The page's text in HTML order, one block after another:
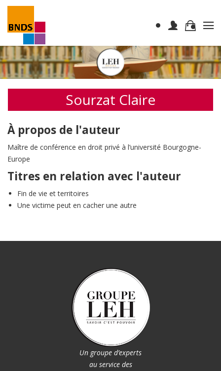
Sourzat Claire
À propos de l'auteur
Maître de conférence en droit privé à l’université Bourgogne-
Europe
Titres en relation avec l'auteur
Fin de vie et territoires
Une victime peut en cacher une autre
Un groupe d’experts
au service des